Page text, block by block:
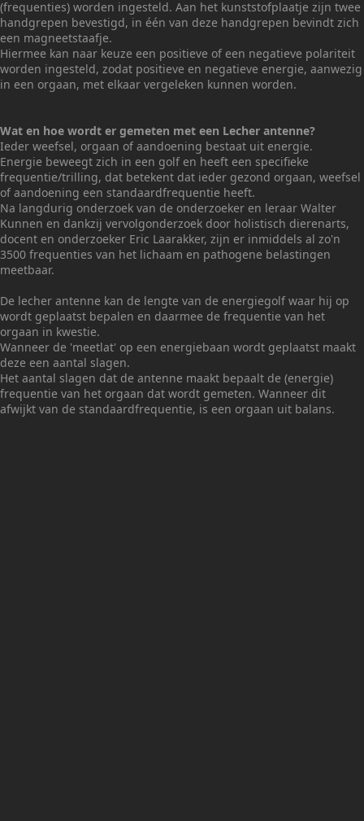
(frequenties) worden ingesteld. Aan het kunststofplaatje zijn twee
handgrepen bevestigd, in één van deze handgrepen bevindt zich
een magneetstaafje.
Hiermee kan naar keuze een positieve of een negatieve polariteit
worden ingesteld, zodat positieve en negatieve energie, aanwezig
in een orgaan, met elkaar vergeleken kunnen worden.
Wat en hoe wordt er gemeten met een Lecher antenne?
Ieder weefsel, orgaan of aandoening bestaat uit energie.
Energie beweegt zich in een golf en heeft een specifieke
frequentie/trilling, dat betekent dat ieder gezond orgaan, weefsel
of aandoening een standaardfrequentie heeft.
Na langdurig onderzoek van de onderzoeker en leraar Walter
Kunnen en dankzij vervolgonderzoek door holistisch dierenarts,
docent en onderzoeker Eric Laarakker, zijn er inmiddels al zo'n
3500 frequenties van het lichaam en pathogene belastingen
meetbaar.
De lecher antenne kan de lengte van de energiegolf waar hij op
wordt geplaatst bepalen en daarmee de frequentie van het
orgaan in kwestie.
Wanneer de 'meetlat' op een energiebaan wordt geplaatst maakt
deze een aantal slagen.
Het aantal slagen dat de antenne maakt bepaalt de (energie)
frequentie van het orgaan dat wordt gemeten. Wanneer dit
afwijkt van de standaardfrequentie, is een orgaan uit balans.